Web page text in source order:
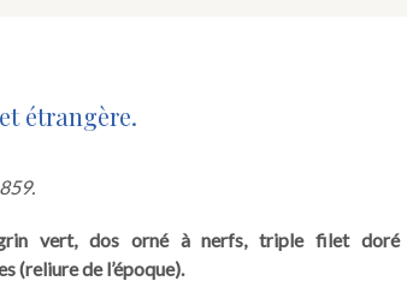
étrangère.
vert, dos orné à nerfs, triple filet doré
(reliure de l’époque).